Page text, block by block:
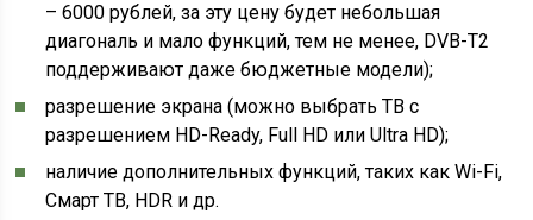
– 6000 рублей, за эту цену будет небольшая
диагональ и мало функций, тем не менее, DVB-T2
поддерживают даже бюджетные модели);
разрешение экрана (можно выбрать ТВ c
разрешением HD-Ready, Full HD или Ultra HD);
наличие дополнительных функций, таких как Wi-Fi,
Смарт ТВ, HDR и др.